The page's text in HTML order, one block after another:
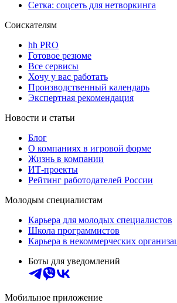
Сетка: соцсеть для нетворкинга
Соискателям
hh PRO
Готовое резюме
Все сервисы
Хочу у вас работать
Производственный календарь
Экспертная рекомендация
Новости и статьи
Блог
О компаниях в игровой форме
Жизнь в компании
ИТ-проекты
Рейтинг работодателей России
Молодым специалистам
Карьера для молодых специалистов
Школа программистов
Карьера в некоммерческих
Боты для уведомлений
Мобильное приложение